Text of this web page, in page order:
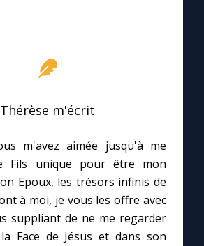
Thérèse m'écrit
m'avez aimée jusqu'à me
Fils unique pour être mon
Epoux, les trésors infinis de
à moi, je vous les offre avec
suppliant de ne me regarder
Face de Jésus et dans son